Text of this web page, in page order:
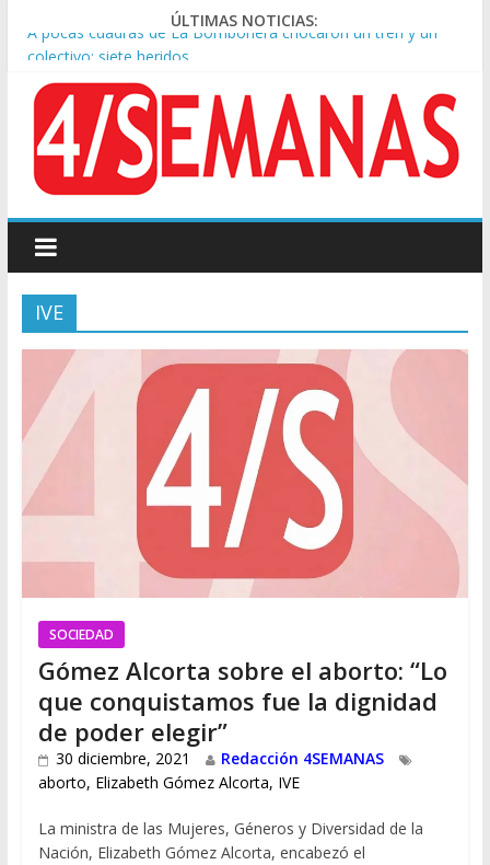
ÚLTIMAS NOTICIAS:
A pocas cuadras de La Bombonera chocaron un tren y un
colectivo: siete heridos
sindicatos y organizaciones sociales
Pesar por la muerte de Leandro Rud, histórico representante
y conductor de TV
Tras la aprobación de la ley de propiedad privada, Bullrich
apuntó: “Vino un poco endiablada”
Causa AFA: el juez Amarante calificó de “ficción judicial” el
traslado del expediente a Campana
IVE
SOCIEDAD
Gómez Alcorta sobre el aborto: “Lo
que conquistamos fue la dignidad
de poder elegir”
30 diciembre, 2021
Redacción 4SEMANAS
aborto, Elizabeth Gómez Alcorta, IVE
La ministra de las Mujeres, Géneros y Diversidad de la
Nación, Elizabeth Gómez Alcorta, encabezó el